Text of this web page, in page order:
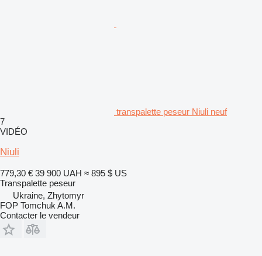
transpalette peseur Niuli neuf
7
VIDÉO
Niuli
779,30 € 39 900 UAH ≈ 895 $ US
Transpalette peseur
Ukraine, Zhytomyr
FOP Tomchuk A.M.
Contacter le vendeur